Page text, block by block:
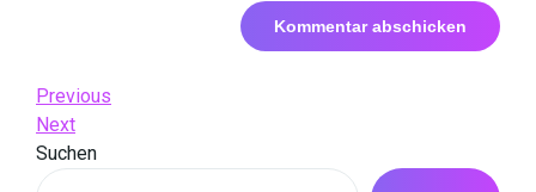
Beitrags-
Navigation
Previous
Post
Previous
Next
Post
Next
Suchen